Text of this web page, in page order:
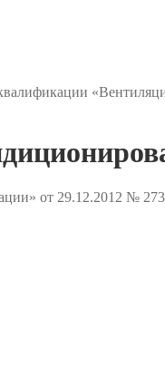
от 29.12.2012 №